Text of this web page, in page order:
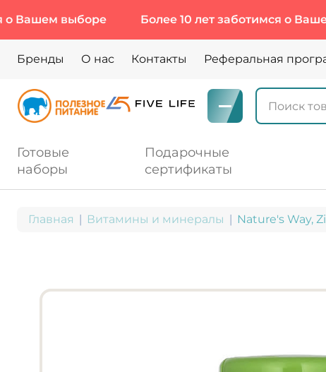
выборе Более 10 лет заботимся о Вашем
Бренды О нас Контакты Реферальная
Готовые
наборы
Подарочные
сертификаты
Главная Витамины и минералы Nature's Way,